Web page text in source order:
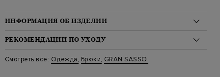
ИНФОРМАЦИЯ ОБ ИЗДЕЛИИ
Материал: лен 100%
На модели: 175/82/60/91 на модели размер 40
Стиль: Палаццо, Однотонный, Высокая посадка
Цвет: Белый
РЕКОМЕНДАЦИИ ПО УХОДУ
Стирка: Ручная стирка при температуре воды до 40 градусов
Отбеливание: Отбеливание запрещено
Смотреть все: Одежда, Брюки, GRAN SASSO